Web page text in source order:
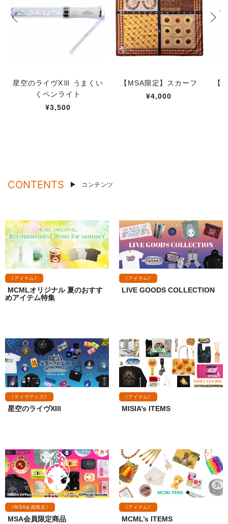
星空のライヴXⅢ うまくい
くペンライト
¥3,500
【MSA限定】スカーフ
¥4,000
【
CONTENTS コンテンツ
《アイテム》
MCMLオリジナル 夏のおすす
めアイテム特集
《アイテム》
LIVE GOODS COLLECTION
《ライヴグッズ》
星空のライヴXIII
《アイテム》
MISIA’s ITEMS
《MSA会員限定》
MSA会員限定商品
《アイテム》
MCML’s ITEMS